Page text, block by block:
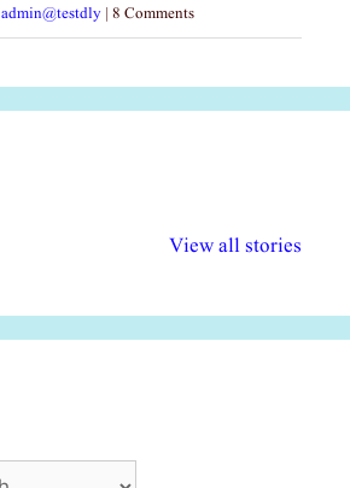
admin@testdly | 8 Comments
View all stories
अधिकार दिवस| 18
वर्षातील